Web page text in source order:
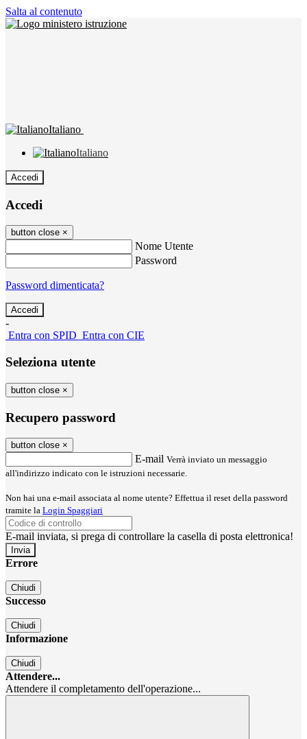
Salta al contenuto
Italiano
Italiano
Accedi
Accedi
button close ×
Nome Utente
Password
Password dimenticata?
-
Entra con SPID Entra con CIE
Seleziona utente
button close ×
Recupero password
button close ×
E-mail Verrà inviato un messaggio
all'indirizzo indicato con le istruzioni necessarie.
Non hai una e-mail associata al nome utente? Effettua il reset della password
tramite la Login Spaggiari
E-mail inviata, si prega di controllare la casella di posta elettronica!
Errore
Chiudi
Successo
Chiudi
Informazione
Chiudi
Attendere...
Attendere il completamento dell'operazione...